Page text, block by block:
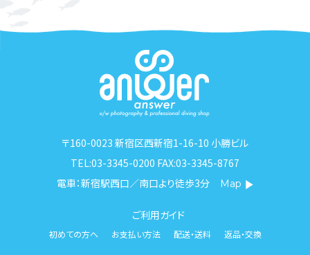
〒160-0023 新宿区西新宿1-16-10 小勝ビル
TEL:03-3345-0200 FAX:03-3345-8767
電車：新宿駅西口／南口より徒歩3分
Map
ご利用ガイド
初めての方へ お支払い方法 配送・送料 返品・交換